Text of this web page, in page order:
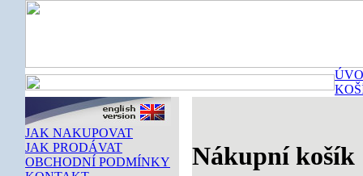
JAK NAKUPOVAT
JAK PRODÁVAT
OBCHODNÍ PODMÍNKY
Nákupní košík